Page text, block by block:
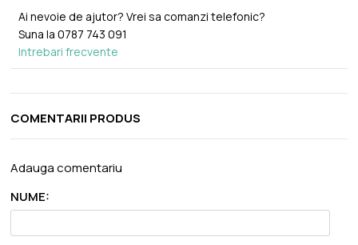
Ai nevoie de ajutor? Vrei sa comanzi telefonic?
Suna la0787 743 091
Intrebari frecvente
COMENTARII PRODUS
Adauga comentariu
NUME: